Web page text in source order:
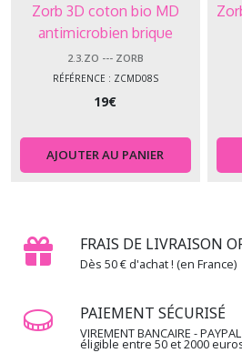
Zorb 3D coton bio MD
antimicrobien brique
ZCMD08S
2.3.ZO --- ZORB
RÉFÉRENCE : ZCMD08S
19€
AJOUTER AU PANIER
FRAIS DE LIVRAISON
Dès 50 € d'achat ! (en France)
PAIEMENT SÉCURISÉ
VIREMENT BANCAIRE -
éligible entre 50 et 2000